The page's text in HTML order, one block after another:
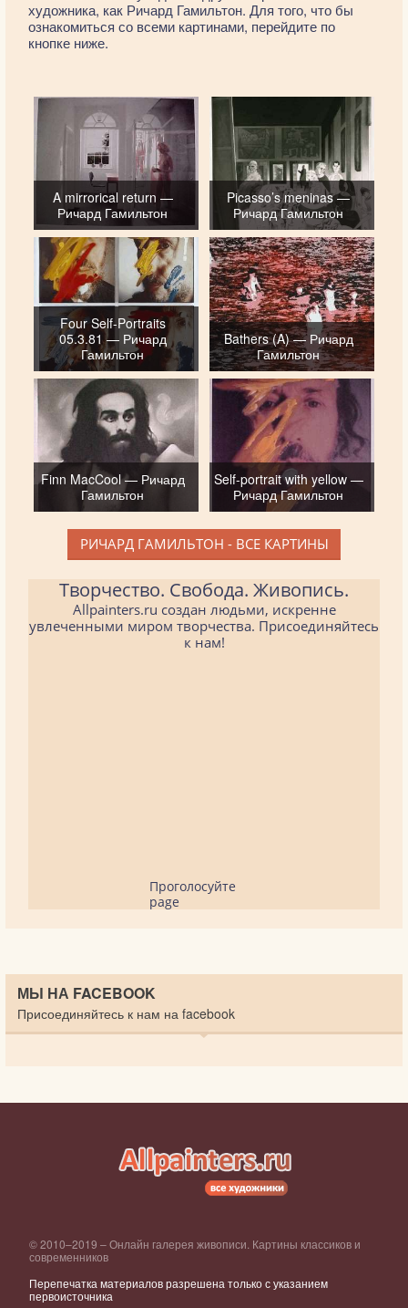
художника, как Ричард Гамильтон. Для того, что бы
ознакомиться со всеми картинами, перейдите по
кнопке ниже.
A mirrorical return —
Ричард Гамильтон
Picasso’s meninas —
Ричард Гамильтон
Four Self-Portraits
05.3.81 — Ричард
Гамильтон
Bathers (A) — Ричард
Гамильтон
Finn MacCool — Ричард
Гамильтон
Self-portrait with yellow —
Ричард Гамильтон
РИЧАРД ГАМИЛЬТОН - ВСЕ КАРТИНЫ
Творчество. Свобода. Живопись.
Allpainters.ru создан людьми, искренне
увлеченными миром творчества. Присоединяйтесь
к нам!
Проголосуйте
page
МЫ НА FACEBOOK
Присоединяйтесь к нам на facebook
© 2010–2019 – Онлайн галерея живописи. Картины классиков и
современников
Перепечатка материалов разрешена только с указанием
первоисточника